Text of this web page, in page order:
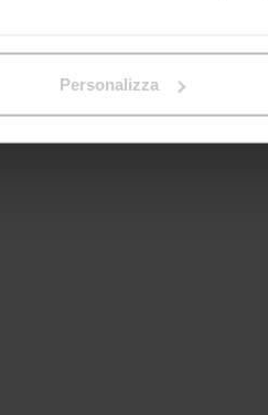
attivamente alla ricerca di
Personalizza